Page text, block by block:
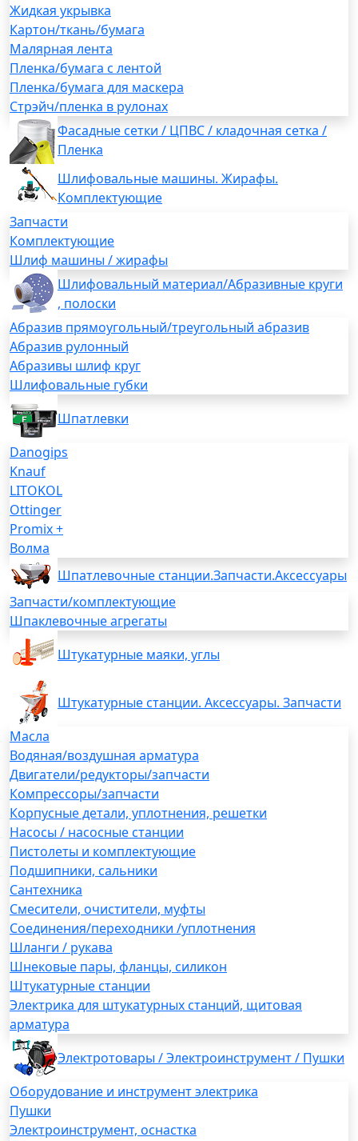
Жидкая укрывка
Картон/ткань/бумага
Малярная лента
Пленка/бумага с лентой
Пленка/бумага для маскера
Стрэйч/пленка в рулонах
Фасадные сетки / ЦПВС / кладочная сетка /
Пленка
Шлифовальные машины. Жирафы.
Комплектующие
Запчасти
Комплектующие
Шлиф машины / жирафы
Шлифовальный материал/Абразивные круги
, полоски
Абразив прямоугольный/треугольный абразив
Абразив рулонный
Абразивы шлиф круг
Шлифовальные губки
Шпатлевки
Danogips
Knauf
LITOKOL
Ottinger
Promix +
Волма
Шпатлевочные станции.Запчасти.Аксессуары
Запчасти/комплектующие
Шпаклевочные агрегаты
Штукатурные маяки, углы
Штукатурные станции. Аксессуары. Запчасти
Масла
Водяная/воздушная арматура
Двигатели/редукторы/запчасти
Компрессоры/запчасти
Корпусные детали, уплотнения, решетки
Насосы / насосные станции
Пистолеты и комплектующие
Подшипники, сальники
Сантехника
Смесители, очистители, муфты
Соединения/переходники /уплотнения
Шланги / рукава
Шнековые пары, фланцы, силикон
Штукатурные станции
Электрика для штукатурных станций, щитовая
арматура
Электротовары / Электроинструмент / Пушки
Оборудование и инструмент электрика
Пушки
Электроинструмент, оснастка